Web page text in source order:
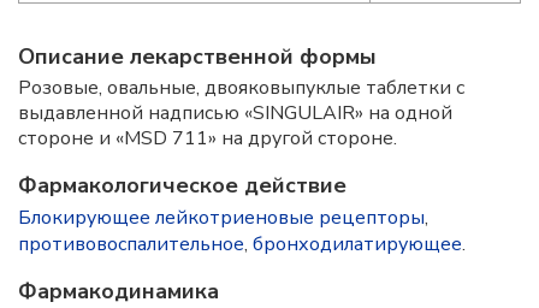
Описание лекарственной формы
Розовые, овальные, двояковыпуклые таблетки с
выдавленной надписью «SINGULAIR» на одной
стороне и «MSD 711» на другой стороне.
Фармакологическое действие
Блокирующее лейкотриеновые рецепторы,
противовоспалительное, бронходилатирующее.
Фармакодинамика